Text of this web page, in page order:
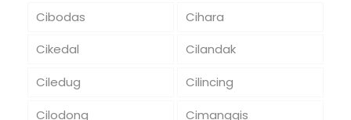
Cibodas
Cihara
Cikedal
Cilandak
Ciledug
Cilincing
Cilodong
Cimanggis